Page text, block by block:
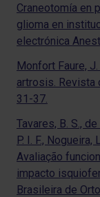
Craneotomía en
glioma en
electrónica
Monfort Faure,
artrosis. Revista
31-37.
Tavares, B. S.,
P. I. F., Nogueira,
Avaliação
impacto
Brasileira de